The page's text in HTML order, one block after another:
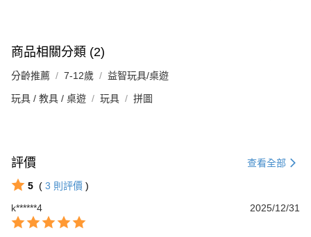
商品相關分類 (2)
分齡推薦 7-12歲 益智玩具/桌遊
玩具 / 教具 / 桌遊 玩具 拼圖
評價 查看全部
5 ( 3 則評價 )
k******4
2025/12/31